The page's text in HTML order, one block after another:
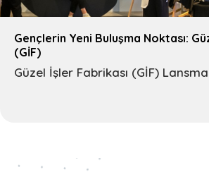
Gençlerin Yeni Buluşma Noktası:
(GİF)
Güzel İşler Fabrikası (GİF)